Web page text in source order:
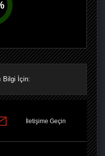
Bilgi İçin:
İletişime Geçin